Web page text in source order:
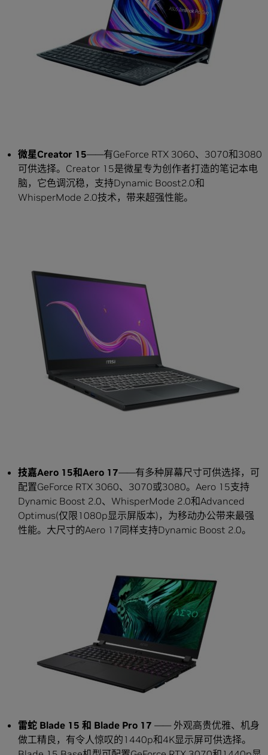
微星Creator 15——有GeForce RTX 3060、3070和3080
可供选择。Creator 15是微星专为创作者打造的笔记本电
脑，它色调沉稳，支持Dynamic Boost2.0和
WhisperMode 2.0技术，带来超强性能。
技嘉Aero 15和Aero 17——有多种屏幕尺寸可供选择，可
配置GeForce RTX 3060、3070或3080。Aero 15支持
Dynamic Boost 2.0、WhisperMode 2.0和Advanced
Optimus(仅限1080p显示屏版本)，为移动办公带来最强
性能。大尺寸的Aero 17同样支持Dynamic Boost 2.0。
雷蛇 Blade 15 和 Blade Pro 17 —— 外观高贵优雅、机身
做工精良，有令人惊叹的1440p和4K显示屏可供选择。